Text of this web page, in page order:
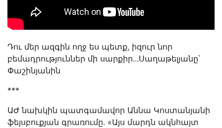
Դու մեր ազգին ողջ ես պետք, իզուր նոր
բեմադրություններ մի սարքիր...Սաղաթելյանը՝
Փաշինյանին
***
ԱԺ նախկին պատգամավոր Աննա Կոստանյանի
ֆեյսբուքյան գրառումը․ «Այս մարդն ակնհայտ